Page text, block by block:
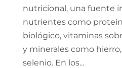
nutricional, una fuente
nutrientes como
biológico, vitaminas
y minerales como
selenio. En los...